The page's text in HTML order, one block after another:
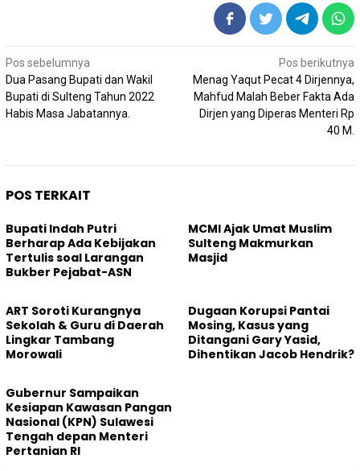
Navigasi
pos
Pos sebelumnya
Dua Pasang Bupati dan Wakil
Bupati di Sulteng Tahun 2022
Habis Masa Jabatannya.
Pos berikutnya
Menag Yaqut Pecat 4 Dirjennya,
Mahfud Malah Beber Fakta Ada
Dirjen yang Diperas Menteri Rp
40 M.
POS TERKAIT
Bupati Indah Putri
Berharap Ada Kebijakan
Tertulis soal Larangan
Bukber Pejabat-ASN
MCMI Ajak Umat Muslim
Sulteng Makmurkan
Masjid
ART Soroti Kurangnya
Sekolah & Guru di Daerah
Lingkar Tambang
Morowali
Dugaan Korupsi Pantai
Mosing, Kasus yang
Ditangani Gary Yasid,
Dihentikan Jacob Hendrik?
Gubernur Sampaikan
Kesiapan Kawasan Pangan
Nasional (KPN) Sulawesi
Tengah depan Menteri
Pertanian RI